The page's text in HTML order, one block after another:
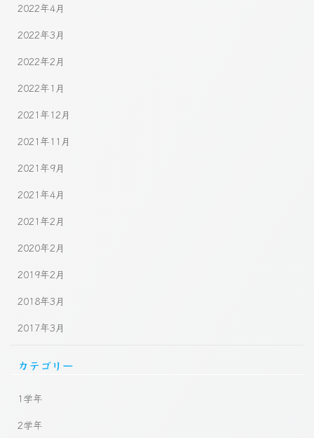
2022年4月
2022年3月
2022年2月
2022年1月
2021年12月
2021年11月
2021年9月
2021年4月
2021年2月
2020年2月
2019年2月
2018年3月
2017年3月
カテゴリー
1学年
2学年